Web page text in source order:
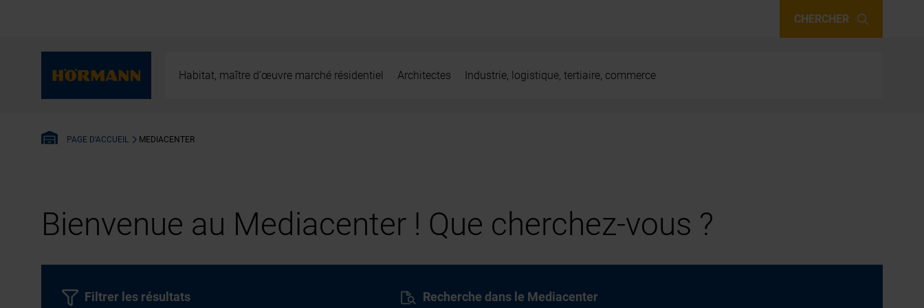
CHERCHER
Habitat, maître d’œuvre marché résidentiel Architectes Industrie, logistique, tertiaire, commerce
PAGE D'ACCUEIL MEDIACENTER
Bienvenue au Mediacenter ! Que cherchez-vous ?
Recherche dans le Mediacenter
Filtrer les résultats